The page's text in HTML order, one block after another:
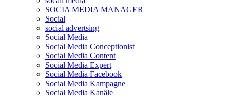
SOCIA MEDIA MANAGER
Social
social advertsing
Social Media
Social Media Conceptionist
Social Media Content
Social Media Expert
Social Media Facebook
Social Media Kampagne
Social Media Kanäle